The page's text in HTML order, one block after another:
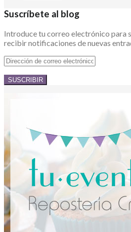
Suscríbete al blog
Introduce tu correo electrónico para
recibir notificaciones de nuevas
Dirección
de
correo
electrónico